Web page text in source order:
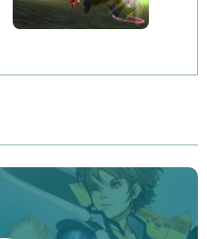
ed invitare fino a 15 ospiti
Il sistema Daily
può partecipare ad una